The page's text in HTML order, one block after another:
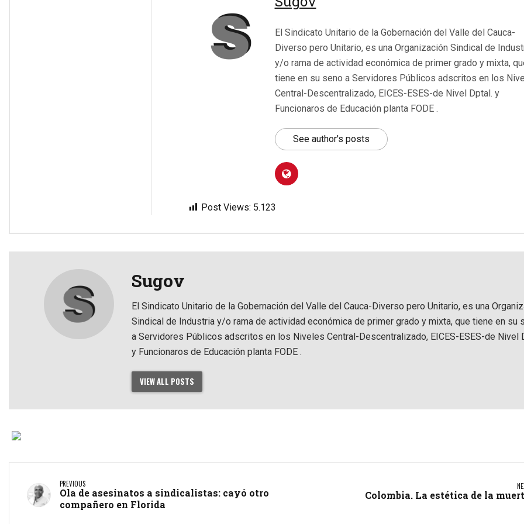
El Sindicato Unitario de la Gobernación del Valle del Cauca-
Diverso pero Unitario, es una Organización Sindical de
y/o rama de actividad económica de primer grado y mixta,
tiene en su seno a Servidores Públicos adscritos en los
Central-Descentralizado, EICES-ESES-de Nivel Dptal. y
Funcionaros de Educación planta FODE .
See author's posts
Post Views: 5.123
Sugov
El Sindicato Unitario de la Gobernación del Valle del Cauca-Diverso pero Unitario, es una
Sindical de Industria y/o rama de actividad económica de primer grado y mixta, que tiene en su
a Servidores Públicos adscritos en los Niveles Central-Descentralizado, EICES-ESES-de Nivel
y Funcionaros de Educación planta FODE .
VIEW ALL POSTS
PREVIOUS
Ola de asesinatos a sindicalistas: cayó otro
compañero en Florida
Colombia. La estética de la